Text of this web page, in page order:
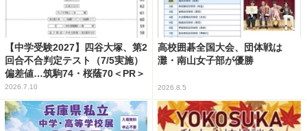
【中学受験2027】四谷大塚、第2
回合不合判定テスト（7/5実施）
偏差値…筑駒74・桜蔭70＜PR＞
2026.7.10
高校囲碁全国大会、団体戦は
灘・南山女子部が優勝
2026.8.5